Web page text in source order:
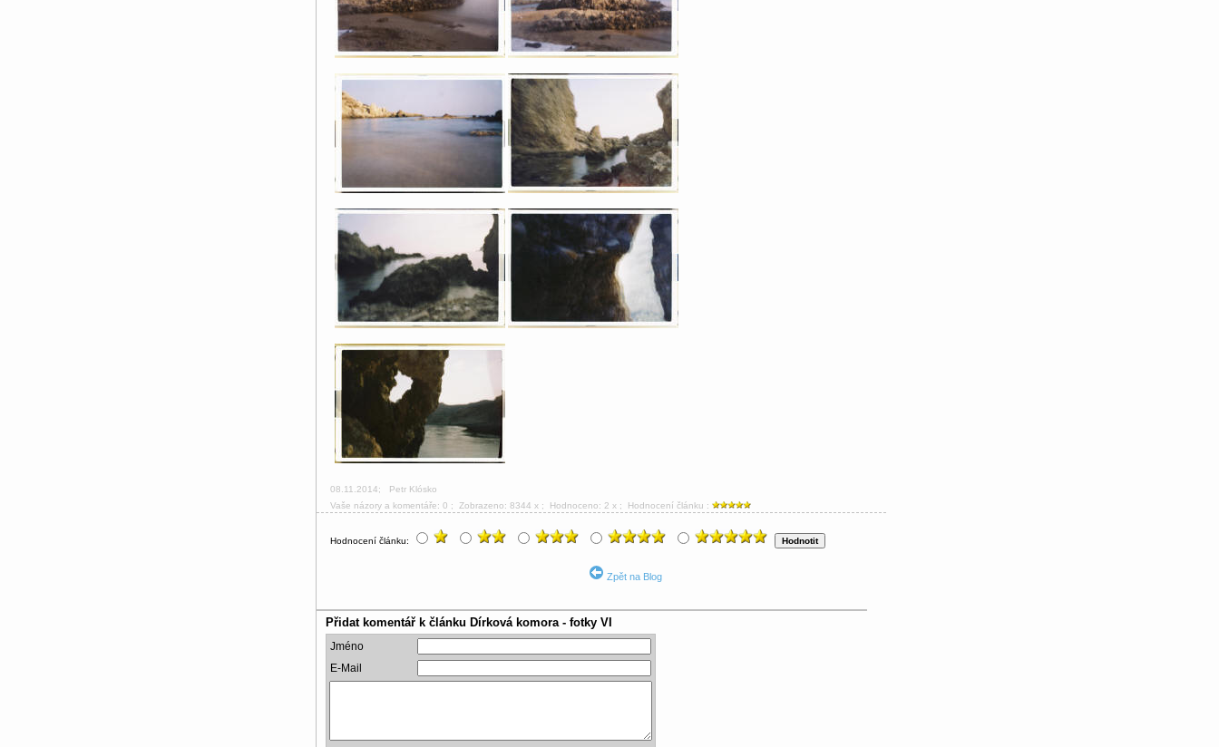
08.11.2014; Petr Klósko
Vaše názory a komentáře: 0 ; Zobrazeno: 8344 x ; Hodnoceno: 2 x ; Hodnocení článku :
Hodnocení článku:
Zpět na Blog
Přidat komentář k článku Dírková komora - fotky VI
Jméno
E-Mail